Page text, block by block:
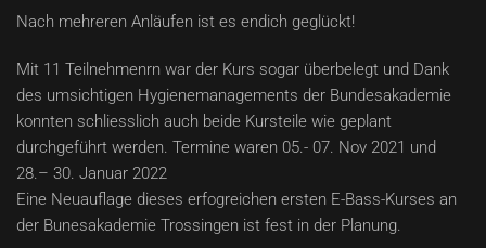
Nach mehreren Anläufen ist es endich geglückt!
Mit 11 Teilnehmenrn war der Kurs sogar überbelegt und Dank
des umsichtigen Hygienemanagements der Bundesakademie
konnten schliesslich auch beide Kursteile wie geplant
durchgeführt werden. Termine waren 05.- 07. Nov 2021 und
28.– 30. Januar 2022
Eine Neuauflage dieses erfogreichen ersten E-Bass-Kurses an
der Bunesakademie Trossingen ist fest in der Planung.